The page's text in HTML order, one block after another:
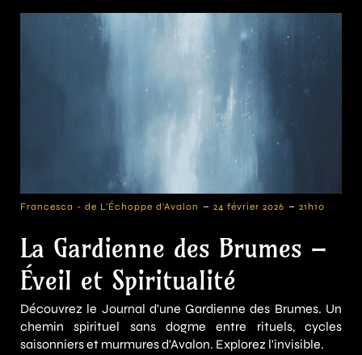
Francesca - de L'Échoppe d'Avalon - 24 février 2026 - 21h10
La Gardienne des Brumes –
Éveil et Spiritualité
Découvrez le Journal d'une Gardienne des Brumes. Un
chemin spirituel sans dogme entre rituels, cycles
saisonniers et murmures d'Avalon. Explorez l'invisible.